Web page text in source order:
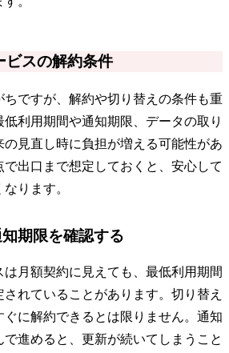
ビスの解約条件
ですが、解約や切り替えの条件も重
利用期間や通知期限、データの取り
見直し時に負担が増える可能性があ
で出口まで想定しておくと、安心して
ります。
期限を確認する
は月額契約に見えても、最低利用期間
れていることがあります。切り替え
ぐに解約できるとは限りません。通知
進めると、更新が続いてしまうこと